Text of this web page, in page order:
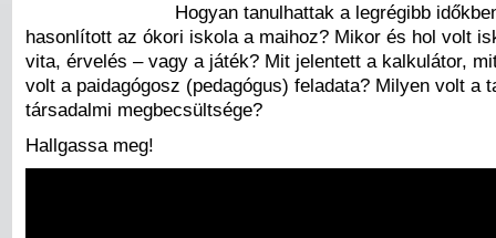
Hogyan tanulhattak a legrégibb
hasonlított az ókori iskola a maihoz? Mikor és hol volt
vita, érvelés – vagy a játék? Mit jelentett a kalkulátor,
volt a paidagógosz (pedagógus) feladata? Milyen volt a
társadalmi megbecsültsége?
Hallgassa meg!